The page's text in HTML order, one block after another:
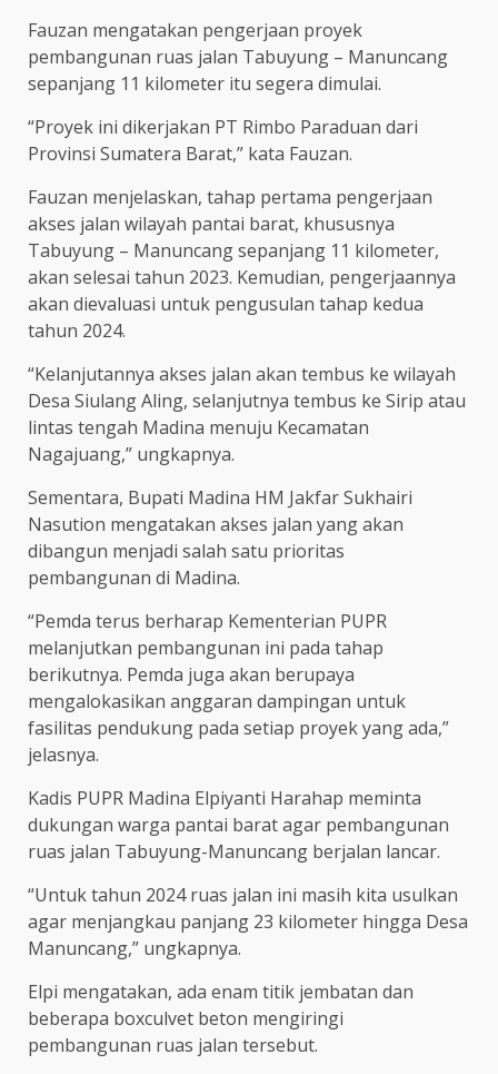
Fauzan mengatakan pengerjaan proyek
pembangunan ruas jalan Tabuyung – Manuncang
sepanjang 11 kilometer itu segera dimulai.
“Proyek ini dikerjakan PT Rimbo Paraduan dari
Provinsi Sumatera Barat,” kata Fauzan.
Fauzan menjelaskan, tahap pertama pengerjaan
akses jalan wilayah pantai barat, khususnya
Tabuyung – Manuncang sepanjang 11 kilometer,
akan selesai tahun 2023. Kemudian, pengerjaannya
akan dievaluasi untuk pengusulan tahap kedua
tahun 2024.
“Kelanjutannya akses jalan akan tembus ke wilayah
Desa Siulang Aling, selanjutnya tembus ke Sirip atau
lintas tengah Madina menuju Kecamatan
Nagajuang,” ungkapnya.
Sementara, Bupati Madina HM Jakfar Sukhairi
Nasution mengatakan akses jalan yang akan
dibangun menjadi salah satu prioritas
pembangunan di Madina.
“Pemda terus berharap Kementerian PUPR
melanjutkan pembangunan ini pada tahap
berikutnya. Pemda juga akan berupaya
mengalokasikan anggaran dampingan untuk
fasilitas pendukung pada setiap proyek yang ada,”
jelasnya.
Kadis PUPR Madina Elpiyanti Harahap meminta
dukungan warga pantai barat agar pembangunan
ruas jalan Tabuyung-Manuncang berjalan lancar.
“Untuk tahun 2024 ruas jalan ini masih kita usulkan
agar menjangkau panjang 23 kilometer hingga Desa
Manuncang,” ungkapnya.
Elpi mengatakan, ada enam titik jembatan dan
beberapa boxculvet beton mengiringi
pembangunan ruas jalan tersebut.